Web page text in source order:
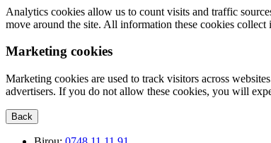
Analytics cookies allow us to count visits and traffic
move around the site. All information these cookies
Marketing cookies
Marketing cookies are used to track visitors across
advertisers. If you do not allow these cookies, you will
Back